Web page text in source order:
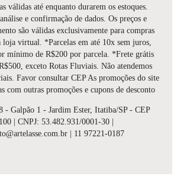
válidas até enquanto durarem os estoques.
e confirmação de dados. Os preços e
são válidas exclusivamente para compras
loja virtual. *Parcelas em até 10x sem juros,
mínimo de R$200 por parcela. *Frete grátis
exceto Rotas Fluviais. Não atendemos
Favor consultar CEP As promoções do site
com outras promoções e cupons de desconto
- Galpão 1 - Jardim Ester, Itatiba/SP - CEP
| CNPJ: 53.482.931/0001-30 |
| 11 97221-0187